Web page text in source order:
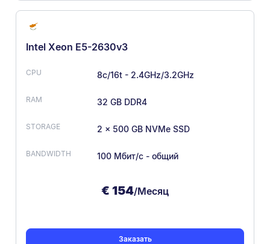
Intel Xeon E5-2630v3
8c/16t - 2.4GHz/3.2GHz
32 GB DDR4
2 x 500 GB NVMe SSD
100 Мбит/с - общий
€ 154/Месяц
Заказать